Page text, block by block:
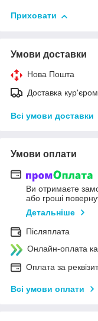
Приховати
Умови доставки
Нова Пошта
Доставка кур'єром
Всі умови доставки
Умови оплати
Ви отримаєте
або гроші
Детальніше
Післяплата
Онлайн-оплата
Оплата за
Всі умови оплати